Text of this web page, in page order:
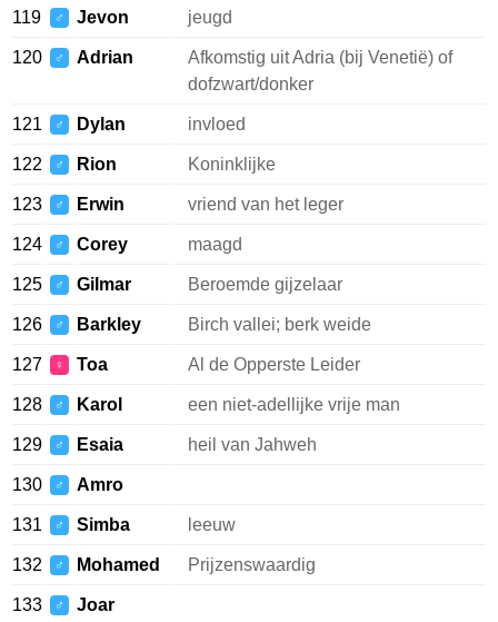
119 ♂ Jevon jeugd
120 ♂ Adrian
Afkomstig uit Adria (bij Venetië) of
dofzwart/donker
121 ♂ Dylan invloed
122 ♂ Rion Koninklijke
123 ♂ Erwin vriend van het leger
124 ♂ Corey maagd
125 ♂ Gilmar Beroemde gijzelaar
126 ♂ Barkley Birch vallei; berk weide
127 ♀ Toa Al de Opperste Leider
128 ♂ Karol een niet-adellijke vrije man
129 ♂ Esaia heil van Jahweh
130 ♂ Amro
131 ♂ Simba leeuw
132 ♂ Mohamed Prijzenswaardig
133 ♂ Joar